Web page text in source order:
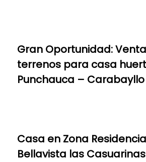
Gran Oportunidad:
terrenos para casa
Punchauca – Carabayllo
Casa en Zona
Bellavista las